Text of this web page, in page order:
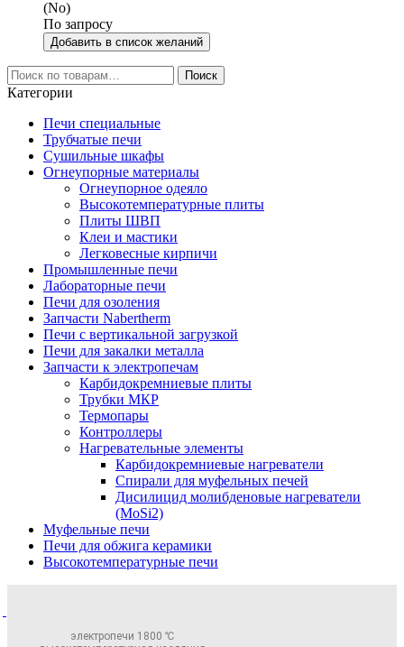
(No)
По запросу
Добавить в список желаний
Искать: Поиск
Категории
Печи специальные
Трубчатые печи
Сушильные шкафы
Огнеупорные материалы
Огнеупорное одеяло
Высокотемпературные плиты
Плиты ШВП
Клеи и мастики
Легковесные кирпичи
Промышленные печи
Лабораторные печи
Печи для озоления
Запчасти Nabertherm
Печи с вертикальной загрузкой
Печи для закалки металла
Запчасти к электропечам
Карбидокремниевые плиты
Трубки МКР
Термопары
Контроллеры
Нагревательные элементы
Карбидокремниевые нагреватели
Спирали для муфельных печей
Дисилицид молибденовые нагреватели
(MoSi2)
Муфельные печи
Печи для обжига керамики
Высокотемпературные печи
электропечи 1800 ℃